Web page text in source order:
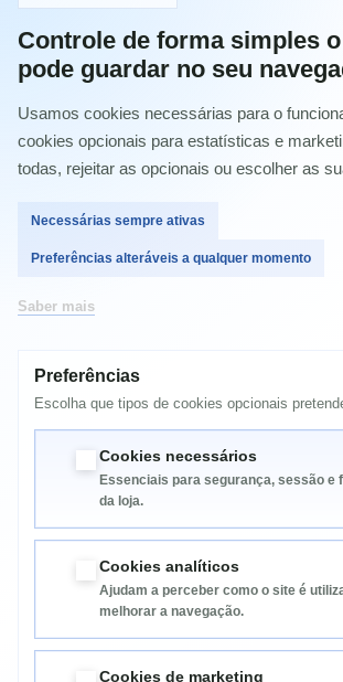
Epson Expression Home XP-425
Epson Expression Home XP102
Epson Expression Home XP202
Epson Expression Home XP205
Epson Expression Home XP302
Epson Expression Home XP402
Epson Expression Home XP405
Epson Expression Home XP215
Epson Expression Home XP225
Epson Expression Home XP312
Epson Expression Home XP322
Epson Expression Home XP415
Epson Expression Home XP422
Epson Expression Home XP425
Informação
Controle de forma simples
pode guardar no seu
Usamos cookies necessárias para o
cookies opcionais para estatísticas e
todas, rejeitar as opcionais ou escolher as
Necessárias sempre ativas
Preferências alteráveis a qualquer momento
Saber mais
Preferências
Escolha que tipos de cookies opcionais
Cookies necessários
Essenciais para segurança, sessão e
da loja.
Cookies analíticos
Ajudam a perceber como o site é
melhorar a navegação.
Cookies de marketing